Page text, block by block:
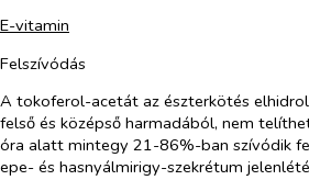
E-vitamin
Felszívódás
A tokoferol-acetát az észterkötés
felső és középső harmadából, nem
óra alatt mintegy 21-86%-ban szívódik
epe- és hasnyálmirigy-szekrétum